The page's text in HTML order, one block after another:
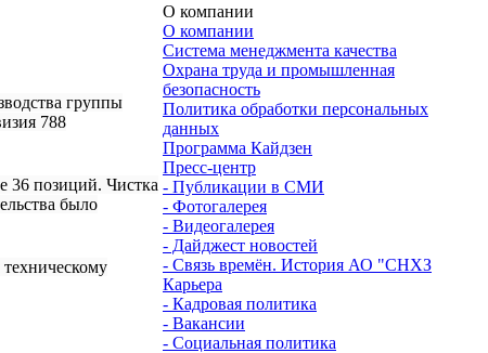
группы
788
36 позиций. Чистка
было
О компании
О компании
Система менеджмента качества
Охрана труда и промышленная
безопасность
Политика обработки персональных
данных
Программа Кайдзен
Пресс-центр
- Публикации в СМИ
- Фотогалерея
- Видеогалерея
- Дайджест новостей
- Связь времён. История АО "СНХЗ
Карьера
- Кадровая политика
- Вакансии
- Социальная политика